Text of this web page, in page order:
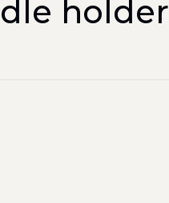
holder